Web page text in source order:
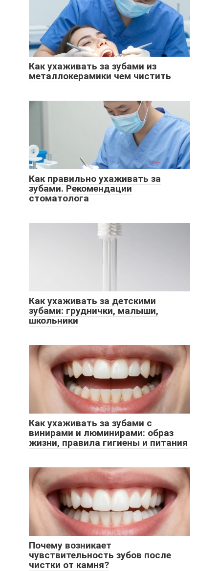
Как ухаживать за зубами из
металлокерамики чем чистить
Как правильно ухаживать за
зубами. Рекомендации
стоматолога
Как ухаживать за детскими
зубами: груднички, малыши,
школьники
Как ухаживать за зубами с
винирами и люминирами: образ
жизни, правила гигиены и питания
Почему возникает
чувствительность зубов после
чистки от камня?